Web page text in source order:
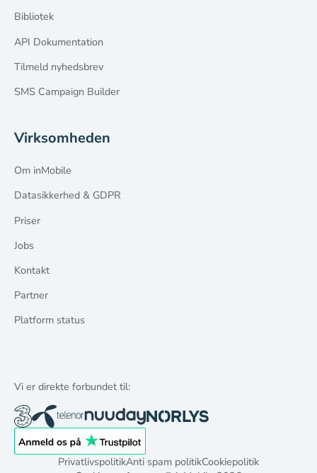
Bibliotek
API Dokumentation
Tilmeld nyhedsbrev
SMS Campaign Builder
Virksomheden
Om inMobile
Datasikkerhed & GDPR
Priser
Jobs
Kontakt
Partner
Platform status
PrivatlivspolitikAnti spam politikCookiepolitik
Vi er direkte forbundet til: